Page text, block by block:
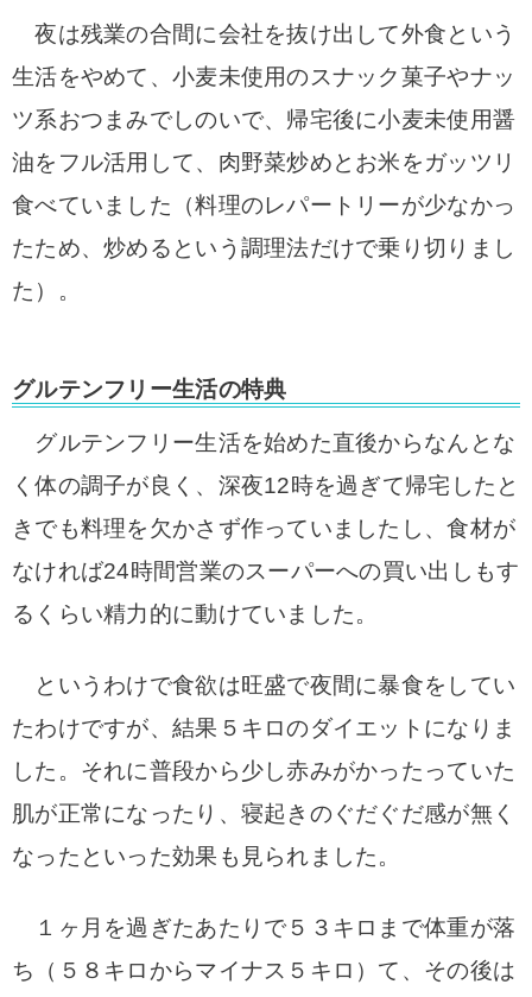
夜は残業の合間に会社を抜け出 して外食という
生活をやめて、小麦未使用のスナック菓子やナッ
ツ系おつまみでしのいで、 帰宅後に小麦未使用醤
油をフル活用して、肉野菜炒めとお米をガッツリ
食べていました（料理のレパートリーが少なかっ
たため、炒めるという調理法だけで乗り切りまし
た）。
グルテンフリー生活の特典
グルテンフリー生活を始めた直後からなんとな
く体の調子が良く、深夜12時を過ぎて帰宅したと
きでも料理を欠かさず作っていましたし、食材が
なければ24時間営業のスーパーへの買い出しもす
るく らい精力的に動けていました。
というわけで食欲は旺盛で夜間に暴食をしてい
たわけですが、結果５キロのダイエットになりま
した。それに普段から少し赤みがかったっていた
肌が正常になったり、寝起きのぐだぐだ感が無く
なったといった効果も見られました。
１ヶ月を過ぎたあたりで５３キロまで体重が落
ち（５８キロからマイナス５キロ）て、その後は